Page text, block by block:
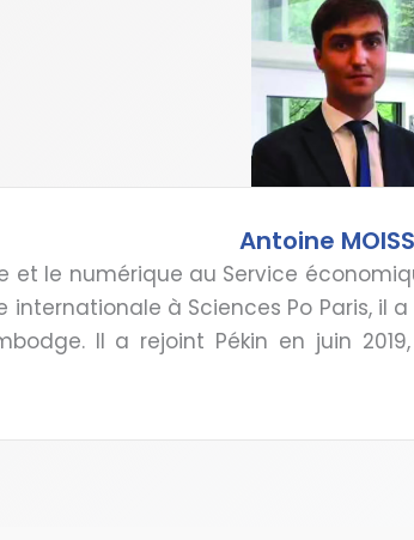
Antoine
et le numérique au Service
à Sciences Po Paris, il
Il a rejoint Pékin en juin